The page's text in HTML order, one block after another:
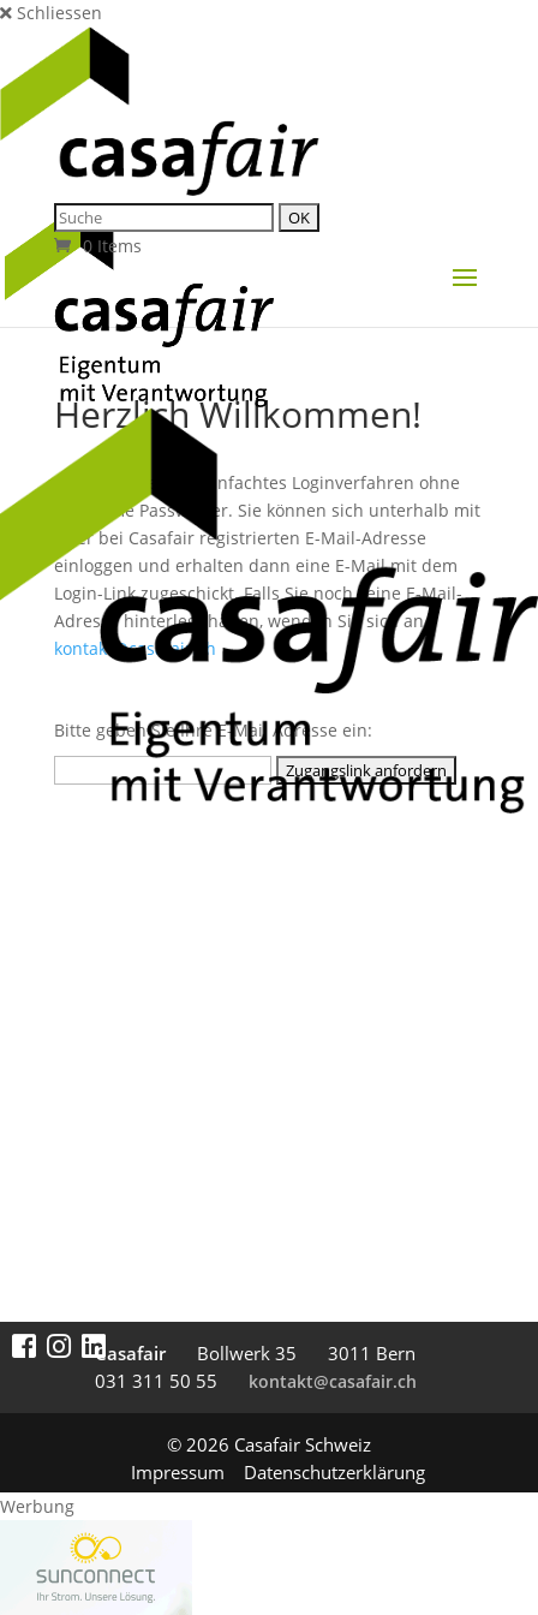
Schliessen
0 Items
Herzlich Willkommen!
Wir nutzen ein vereinfachtes Loginverfahren ohne
mühsame Passwörter. Sie können sich unterhalb mit
Ihrer bei Casafair registrierten E-Mail-Adresse
einloggen und erhalten dann eine E-Mail mit dem
Login-Link zugeschickt. Falls Sie noch keine E-Mail-
Adresse hinterlegt haben, wenden Sie sich an
kontakt@casafair.ch
Bitte geben Sie Ihre E-Mail Adresse ein:
Casafair Boll­werk 35
3011 Bern
031 311 50 55
kontakt@casafair.ch
© 2026 Casafair Schweiz
Impressum
Datenschutzerklärung
Werbung